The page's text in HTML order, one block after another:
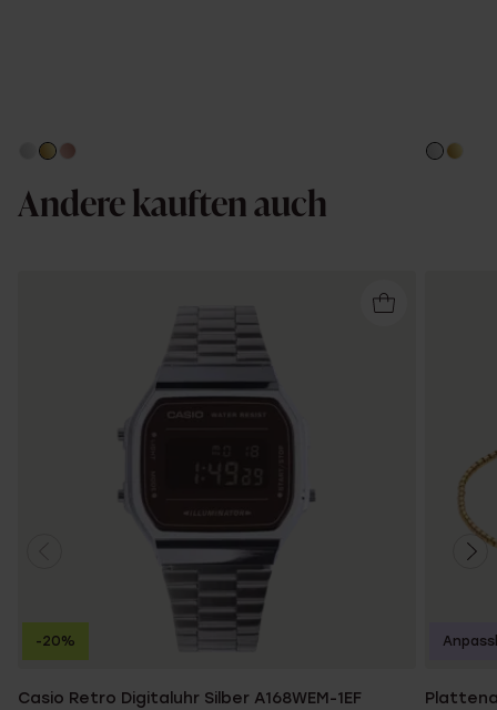
Andere kauften auch
Casio Retro Digitaluhr Silber A168WEM-1EF
-20%